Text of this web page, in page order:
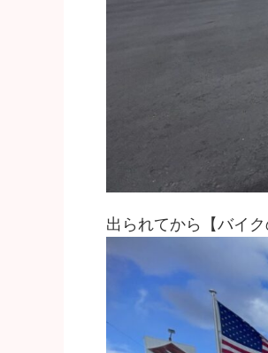
出られてから【バイ